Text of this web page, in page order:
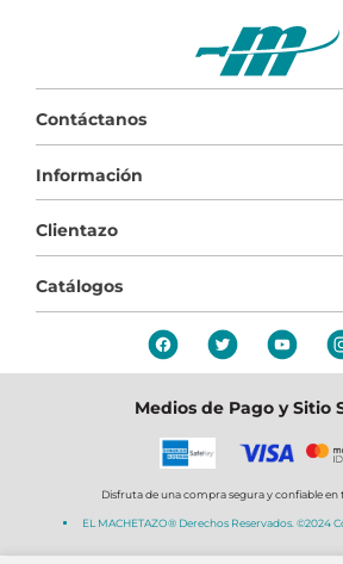
Contáctanos
Información
Clientazo
Catálogos
Medios de Pago y Sitio
Disfruta de una compra segura y confiable en
EL MACHETAZO® Derechos Reservados. ©2024